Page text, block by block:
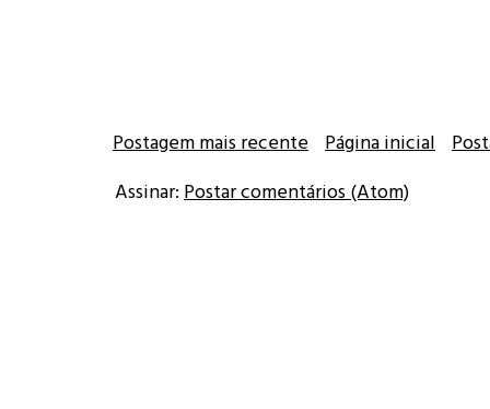
Postagem mais recente Página inicial
Assinar: Postar comentários (Atom)